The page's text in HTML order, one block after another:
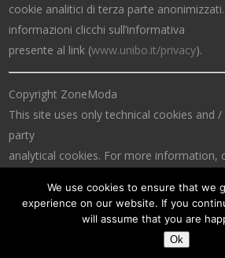
cookie analitici di terza parte
informazioni clicchi sull’informativa
presente al link (www.unibo.it/privacy).
Copyright ZoneModa
This site uses only technical cookies and
party
analytical cookies. For more information,
We use cookies to ensure that we
experience on our website. If you
will assume that you are
Ok